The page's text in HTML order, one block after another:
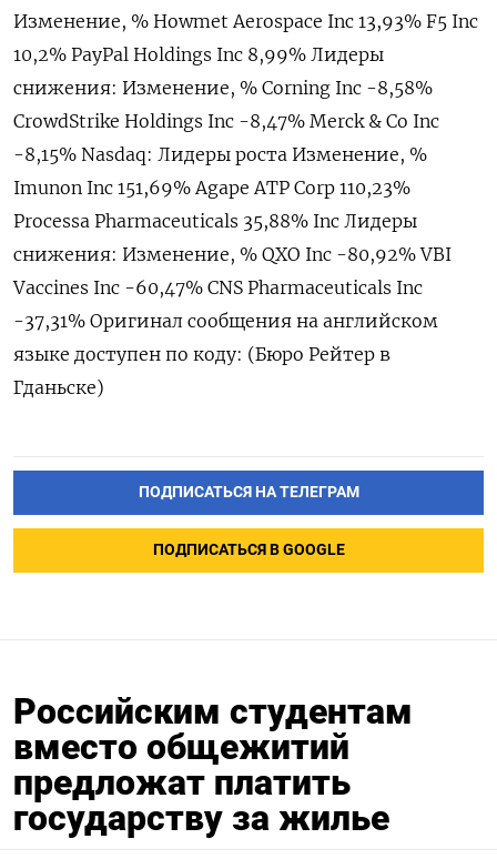
Изменение, % Howmet Aerospace Inc 13,93% F5 Inc
10,2% PayPal Holdings Inc 8,99% Лидеры
снижения: Изменение, % Corning Inc -8,58%
CrowdStrike Holdings Inc -8,47% Merck & Co Inc
-8,15% Nasdaq: Лидеры роста Изменение, %
Imunon Inc 151,69% Agape ATP Corp 110,23%
Processa Pharmaceuticals 35,88% Inc Лидеры
снижения: Изменение, % QXO Inc -80,92% VBI
Vaccines Inc -60,47% CNS Pharmaceuticals Inc
-37,31% Оригинал сообщения на английском
языке доступен по коду: (Бюро Рейтер в
Гданьске)
ПОДПИСАТЬСЯ НА ТЕЛЕГРАМ
ПОДПИСАТЬСЯ В GOOGLE
Российским студентам
вместо общежитий
предложат платить
государству за жилье